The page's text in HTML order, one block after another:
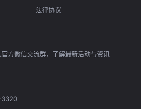
法律协议
方微信交流群，了解最新活动与资讯
3320